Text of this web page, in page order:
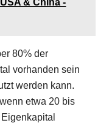
& China -
80% der
vorhanden sein
werden kann.
etwa 20 bis